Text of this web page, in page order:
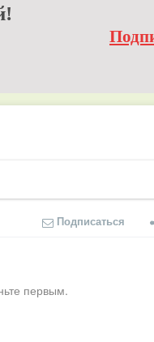
Подписаться
первым.